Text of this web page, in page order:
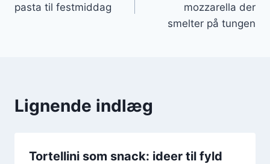
pasta til festmiddag
mozzarella der
smelter på tungen
Lignende indlæg
Tortellini som snack: ideer til fyld